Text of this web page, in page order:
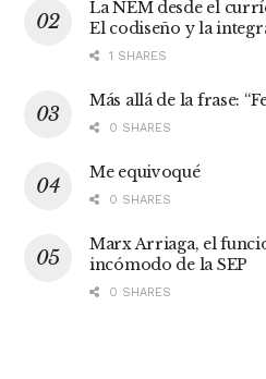
La NEM desde el
El codiseño y la
1 SHARES
Más allá de la frase:
0 SHARES
Me equivoqué
0 SHARES
Marx Arriaga, el
incómodo de la SEP
0 SHARES